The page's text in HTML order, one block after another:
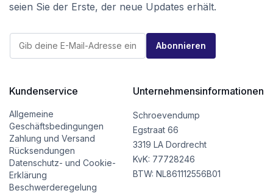
seien Sie der Erste, der neue Updates erhält.
E
M
l
Abonnieren
Kundenservice
Allgemeine
Geschäftsbedingungen
Zahlung und Versand
Rücksendungen
Datenschutz- und Cookie-
Erklärung
Beschwerderegelung
Unternehmensinformationen
Schroevendump
Egstraat 66
3319 LA Dordrecht
KvK: 77728246
BTW: NL861112556B01